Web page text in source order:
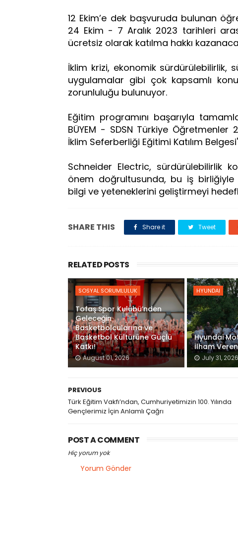
12 Ekim’e dek başvuruda bulunan
24 Ekim - 7 Aralık 2023 tarihleri
ücretsiz olarak katılma hakkı
İklim krizi, ekonomik sürdürülebilirlik,
uygulamalar gibi çok kapsamlı
zorunluluğu bulunuyor.
Eğitim programını başarıyla
BÜYEM - SDSN Türkiye Öğretmenler
İklim Seferberliği Eğitimi Katılım
Schneider Electric, sürdürülebilirlik
önem doğrultusunda, bu iş birliğiyle
bilgi ve yeteneklerini geliştirmeyi
SHARE THIS Share it Tweet
RELATED POSTS
SOSYAL SORUMLULUK
Tofaş Spor Kulübü’nden
Geleceğin
Basketbolcularına ve
Basketbol Kültürüne Güçlü
Katkı!
August 01, 2026
HYUNDAI
Hyundai
İlham
July 31, 2026
PREVIOUS
Türk Eğitim Vakfı’ndan, Cumhuriyetimizin 100. Yılında
Gençlerimiz İçin Anlamlı Çağrı
POST A COMMENT
Hiç yorum yok
Yorum Gönder